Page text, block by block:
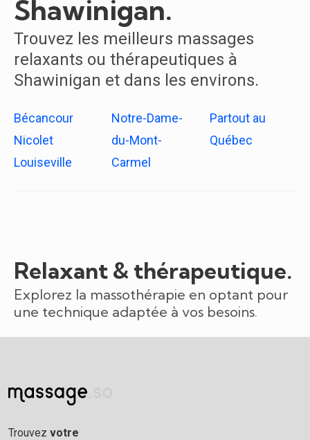
Shawinigan.
Trouvez les meilleurs massages
relaxants ou thérapeutiques à
Shawinigan et dans les environs.
Bécancour
Nicolet
Louiseville
Notre-Dame-
du-Mont-
Carmel
Partout au
Québec
Relaxant & thérapeutique.
Explorez la massothérapie en optant pour
une technique adaptée à vos besoins.
Trouvez votre